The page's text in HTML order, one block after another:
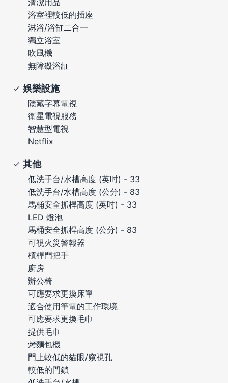
浴室裡較低的插座
淋浴/浴缸二合一
獨立浴室
吹風機
無障礙浴缸
娛樂設施
隱藏字幕電視
衛星電視服務
智慧型電視
Netflix
其他
低洗手台/水槽高度 (英吋) - 33
低洗手台/水槽高度 (公分) - 83
馬桶安全抓桿高度 (英吋) - 33
LED 燈泡
馬桶安全抓桿高度 (公分) - 83
可視火災警報器
槓桿門把手
廚房
辦公椅
可應要求更換床單
適合使用筆電的工作環境
可應要求更換毛巾
提供毛巾
烤麵包機
門上較低的貓眼/窺視孔
較低的門鎖